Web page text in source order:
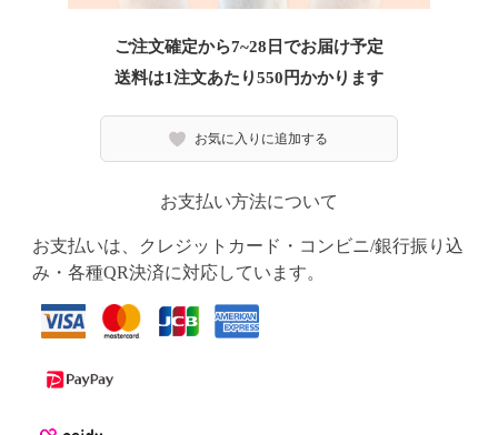
ご注文確定から7~28日でお届け予定
送料は1注文あたり550 円かかります
お気に入りに追加する
お支払い方法について
お支払いは、クレジットカード・コンビニ/銀行振り込
み・各種QR決済に対応しています。